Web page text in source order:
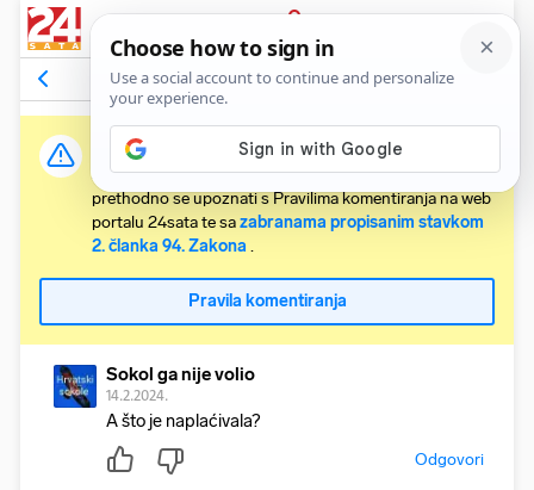
PRIJAVA
Komentari1 Relevantni
Važna obavijest:
Svaki korisnik koji želi komentirati članke obvezan je
prethodno se upoznati s Pravilima komentiranja na web
portalu 24sata te sazabranama propisanim stavkom
2. članka 94. Zakona .
Pravila komentiranja
Sokol ga nije volio
14.2.2024.
A što je naplaćivala?
Odgovori